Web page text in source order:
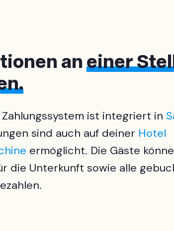
aneiner
Zahlungssystem ist integriert in
sind auch auf deiner Hotel
ermöglicht. Die Gäste
die Unterkunft sowie alle